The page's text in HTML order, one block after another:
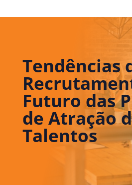
Tendências
Futuro das
de Atração
Talentos